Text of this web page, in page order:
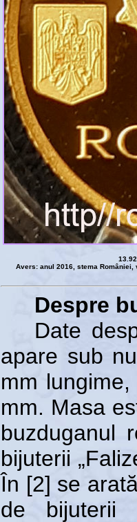
Avers: anul 2016, stema României,
Despre
Date
apare sub
mm
mm. Masa
buzduganul
bijuterii
În [2] se
de bijuterii